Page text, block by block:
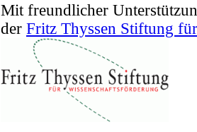
Mit freundlicher
der Fritz Thyssen Stiftung